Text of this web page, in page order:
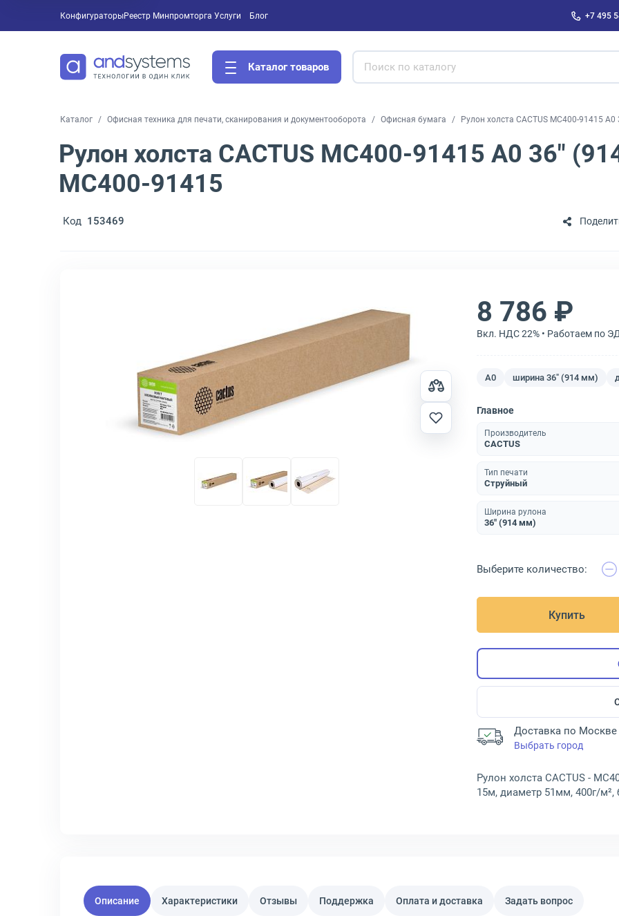
Конфигураторы Услуги
Реестр Минпромторга Блог +7 495
Каталог товаров
Каталог Офисная техника для печати, сканирования и документооборота Офисная бумага Рулон холста CACTUS MC400-91415
Рулон холста CACTUS MC400-91415 A0 36"
MC400-91415
Код 153469
8 786 ₽
Вкл. НДС 22% • Работаем по
A0 ширина 36" (914 мм)
Главное
Производитель
CACTUS
Тип печати
Струйный
Ширина рулона
36" (914 мм)
Выберите количество:
Купить
Доставка по Москве
Выбрать город
Рулон холста CACTUS -
15м, диаметр 51мм, 400г/м²,
Описание Характеристики Отзывы Поддержка Оплата и доставка Задать вопрос